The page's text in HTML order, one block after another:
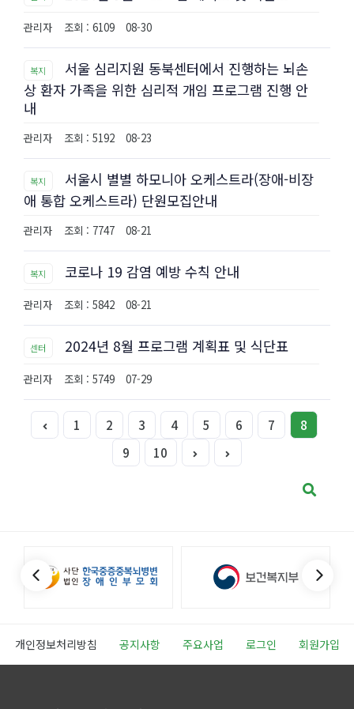
관리자 조회 : 6109 08-30
복지
서울 심리지원 동북센터에서 진행하는 뇌손
상 환자 가족을 위한 심리적 개임 프로그램 진행 안
내
관리자 조회 : 5192 08-23
복지
서울시 별별 하모니아 오케스트라(장애-비장
애 통합 오케스트라) 단원모집안내
관리자 조회 : 7747 08-21
복지 코로나 19 감염 예방 수칙 안내
관리자 조회 : 5842 08-21
센터 2024년 8월 프로그램 계획표 및 식단표
관리자 조회 : 5749 07-29
1 2 3 4 5 6 7
8
9
10
개인정보처리방침 공지사항 주요사업 로그인 회원가입